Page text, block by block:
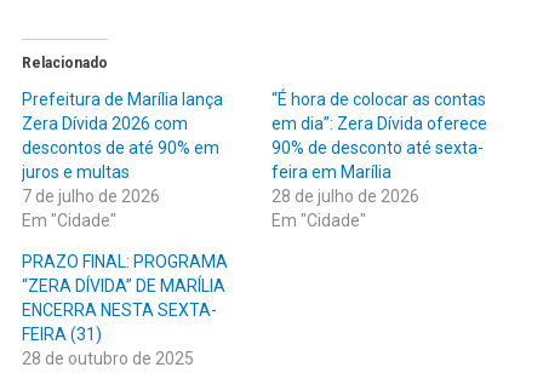
Relacionado
Prefeitura de Marília lança
Zera Dívida 2026 com
descontos de até 90% em
juros e multas
7 de julho de 2026
Em "Cidade"
“É hora de colocar as contas
em dia”: Zera Dívida oferece
90% de desconto até sexta-
feira em Marília
28 de julho de 2026
Em "Cidade"
PRAZO FINAL: PROGRAMA
“ZERA DÍVIDA” DE MARÍLIA
ENCERRA NESTA SEXTA-
FEIRA (31)
28 de outubro de 2025